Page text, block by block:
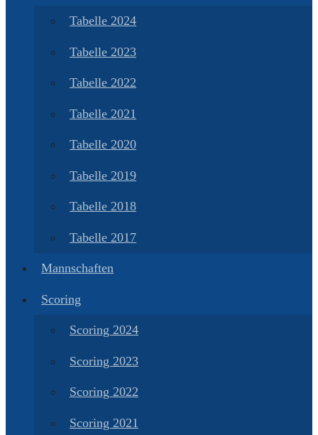
Tabelle 2024
Tabelle 2023
Tabelle 2022
Tabelle 2021
Tabelle 2020
Tabelle 2019
Tabelle 2018
Tabelle 2017
Mannschaften
Scoring
Scoring 2024
Scoring 2023
Scoring 2022
Scoring 2021